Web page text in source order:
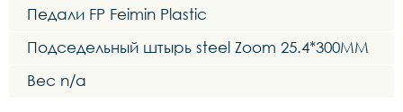
Педали FP Feimin Plastic
Подседельный штырь steel Zoom 25.4*300MM
Вес n/a